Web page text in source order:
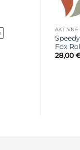
AKTIVNE
Fox
28,00